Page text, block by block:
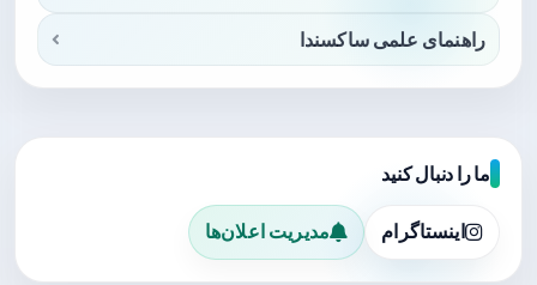
راهنمای علمی ساکسندا
ما را دنبال کنید
اینستاگرام مدیریت اعلان‌ها